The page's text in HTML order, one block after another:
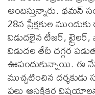
అందిస్తున్నారు. థమన్
28న ప్రేక్షకుల
విడుదలైన టీజర్,
విడుదల తేదీ దగ్గర
ఊపందుకున్నాయి. ఈ
ముచ్చటించిన
పలు ఆసక్తికర